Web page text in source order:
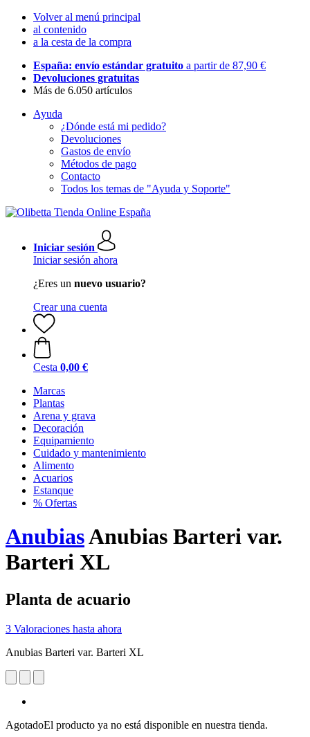
Volver al menú principal
al contenido
a la cesta de la compra
España: envío estándar gratuito a partir de 87,90 €
Devoluciones gratuitas
Más de 6.050 artículos
Ayuda
¿Dónde está mi pedido?
Devoluciones
Gastos de envío
Métodos de pago
Contacto
Todos los temas de "Ayuda y Soporte"
Iniciar sesión
Iniciar sesión ahora
¿Eres un nuevo usuario?
Crear una cuenta
Cesta 0,00 €
Marcas
Plantas
Arena y grava
Decoración
Equipamiento
Cuidado y mantenimiento
Alimento
Acuarios
Estanque
% Ofertas
AnubiasAnubias Barteri var.
Barteri XL
Planta de acuario
3 Valoraciones hasta ahora
Anubias Barteri var. Barteri XL
AgotadoEl producto ya no está disponible en nuestra tienda.